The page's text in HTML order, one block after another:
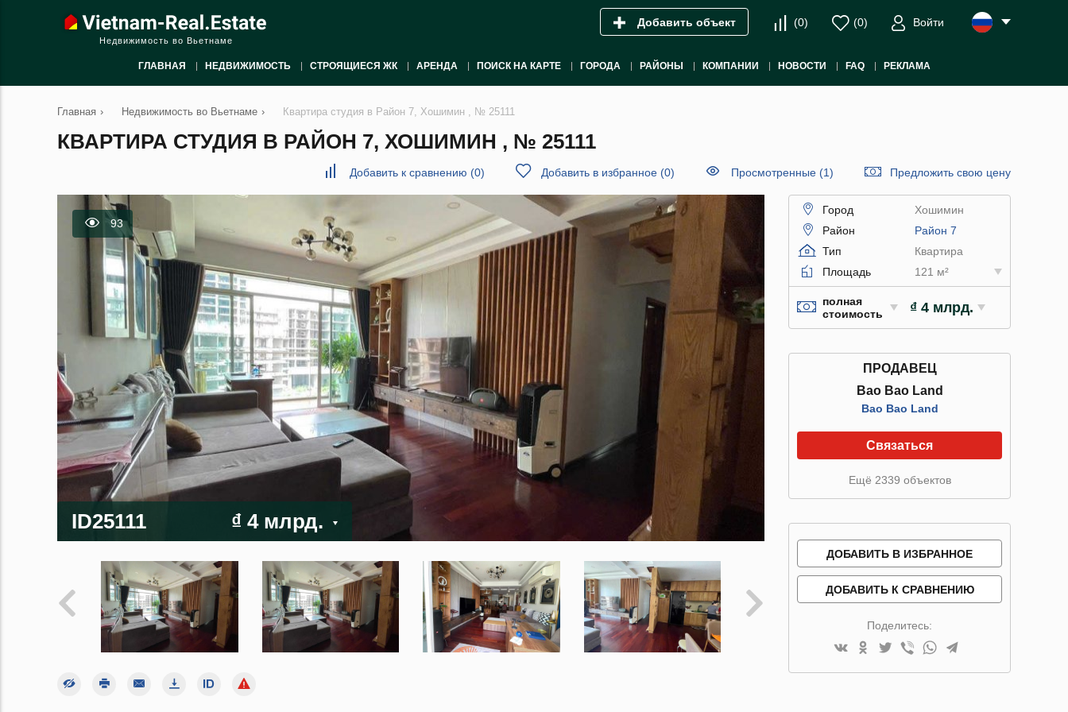
Недвижимость во Вьетнаме
Добавить объект (0) (0) Войти
ГЛАВНАЯ НЕДВИЖИМОСТЬ СТРОЯЩИЕСЯ ЖК АРЕНДА ПОИСК НА КАРТЕ ГОРОДА РАЙОНЫ КОМПАНИИ НОВОСТИ FAQ РЕКЛАМА
Главная › Недвижимость во Вьетнаме › Квартира студия в Район 7, Хошимин , № 25111
КВАРТИРА СТУДИЯ В РАЙОН 7, ХОШИМИН , № 25111
Добавить к сравнению (0) Добавить в избранное (0) Просмотренные (1) Предложить свою цену
93
ID25111 ₫ 4 млрд.
Город
Хошимин
Район
Район 7
Тип
Квартира
Площадь
121 м²
полная
стоимость
₫ 4 млрд.
ПРОДАВЕЦ
Bao Bao Land
Bao Bao Land
Связаться
Ещё 2339 объектов
ДОБАВИТЬ В ИЗБРАННОЕ
ДОБАВИТЬ К СРАВНЕНИЮ
Поделитесь: